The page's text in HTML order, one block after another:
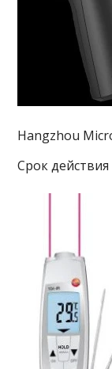
Hangzhou
Срок действия